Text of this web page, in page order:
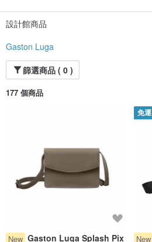
設計館商品
Gaston Luga
篩選商品 ( 0 )
177 個商品
New Gaston Luga Splash Pix
免運
New